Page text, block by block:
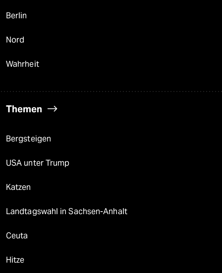
Berlin
Nord
Wahrheit
Themen
Bergsteigen
USA unter Trump
Katzen
Landtagswahl in Sachsen-Anhalt
Ceuta
Hitze